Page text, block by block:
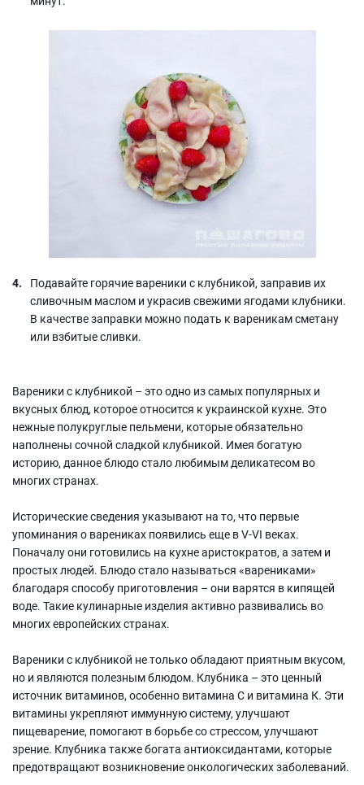
Подавайте горячие вареники с клубникой, заправив их
сливочным маслом и украсив свежими ягодами клубники.
В качестве заправки можно подать к вареникам сметану
или взбитые сливки.
Вареники с клубникой – это одно из самых популярных и
вкусных блюд, которое относится к украинской кухне. Это
нежные полукруглые пельмени, которые обязательно
наполнены сочной сладкой клубникой. Имея богатую
историю, данное блюдо стало любимым деликатесом во
многих странах.
Исторические сведения указывают на то, что первые
упоминания о варениках появились еще в V-VI веках.
Поначалу они готовились на кухне аристократов, а затем и
простых людей. Блюдо стало называться «варениками»
благодаря способу приготовления – они варятся в кипящей
воде. Такие кулинарные изделия активно развивались во
многих европейских странах.
Вареники с клубникой не только обладают приятным вкусом,
но и являются полезным блюдом. Клубника – это ценный
источник витаминов, особенно витамина С и витамина К. Эти
витамины укрепляют иммунную систему, улучшают
пищеварение, помогают в борьбе со стрессом, улучшают
зрение. Клубника также богата антиоксидантами, которые
предотвращают возникновение онкологических заболеваний.